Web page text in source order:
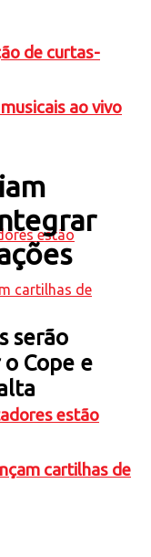
de curtas-
ao vivo
estão
cartilhas de
serão
Cope e